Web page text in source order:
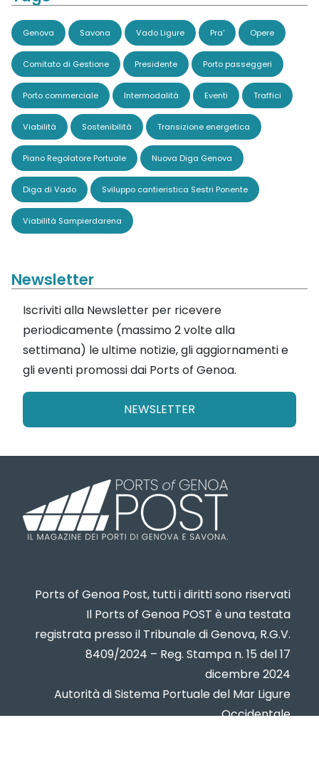
Genova Savona Vado Ligure Pra' Opere
Comitato di Gestione Presidente Porto passeggeri
Porto commerciale Intermodalità Eventi Traffici
Viabilità Sostenibilità Transizione energetica
Piano Regolatore Portuale Nuova Diga Genova
Diga di Vado Sviluppo cantieristica Sestri Ponente
Viabilità Sampierdarena
Newsletter
Iscriviti alla Newsletter per ricevere
periodicamente (massimo 2 volte alla
settimana) le ultime notizie, gli aggiornamenti e
gli eventi promossi dai Ports of Genoa.
NEWSLETTER
Ports of Genoa Post, tutti i diritti sono riservati
Il Ports of Genoa POST è una testata
registrata presso il Tribunale di Genova, R.G.V.
8409/2024 – Reg. Stampa n. 15 del 17
dicembre 2024
Autorità di Sistema Portuale del Mar Ligure
Occidentale